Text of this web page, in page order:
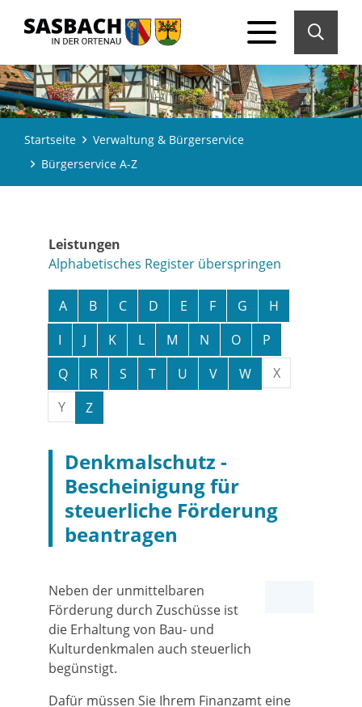
Startseite
Verwaltung & Bürgerservice
Bürgerservice A-Z
Leistungen
Alphabetisches Register überspringen
A B C D E F G
H
I
J K L M N O
P
Q
R S T U V W
X
Y
Z
Denkmalschutz -
Bescheinigung für
steuerliche Förderung
beantragen
Neben der unmittelbaren
Förderung durch Zuschüsse ist
die Erhaltung von Bau- und
Kulturdenkmalen auch steuerlich
begünstigt.
Dafür müssen Sie Ihrem Finanzamt eine